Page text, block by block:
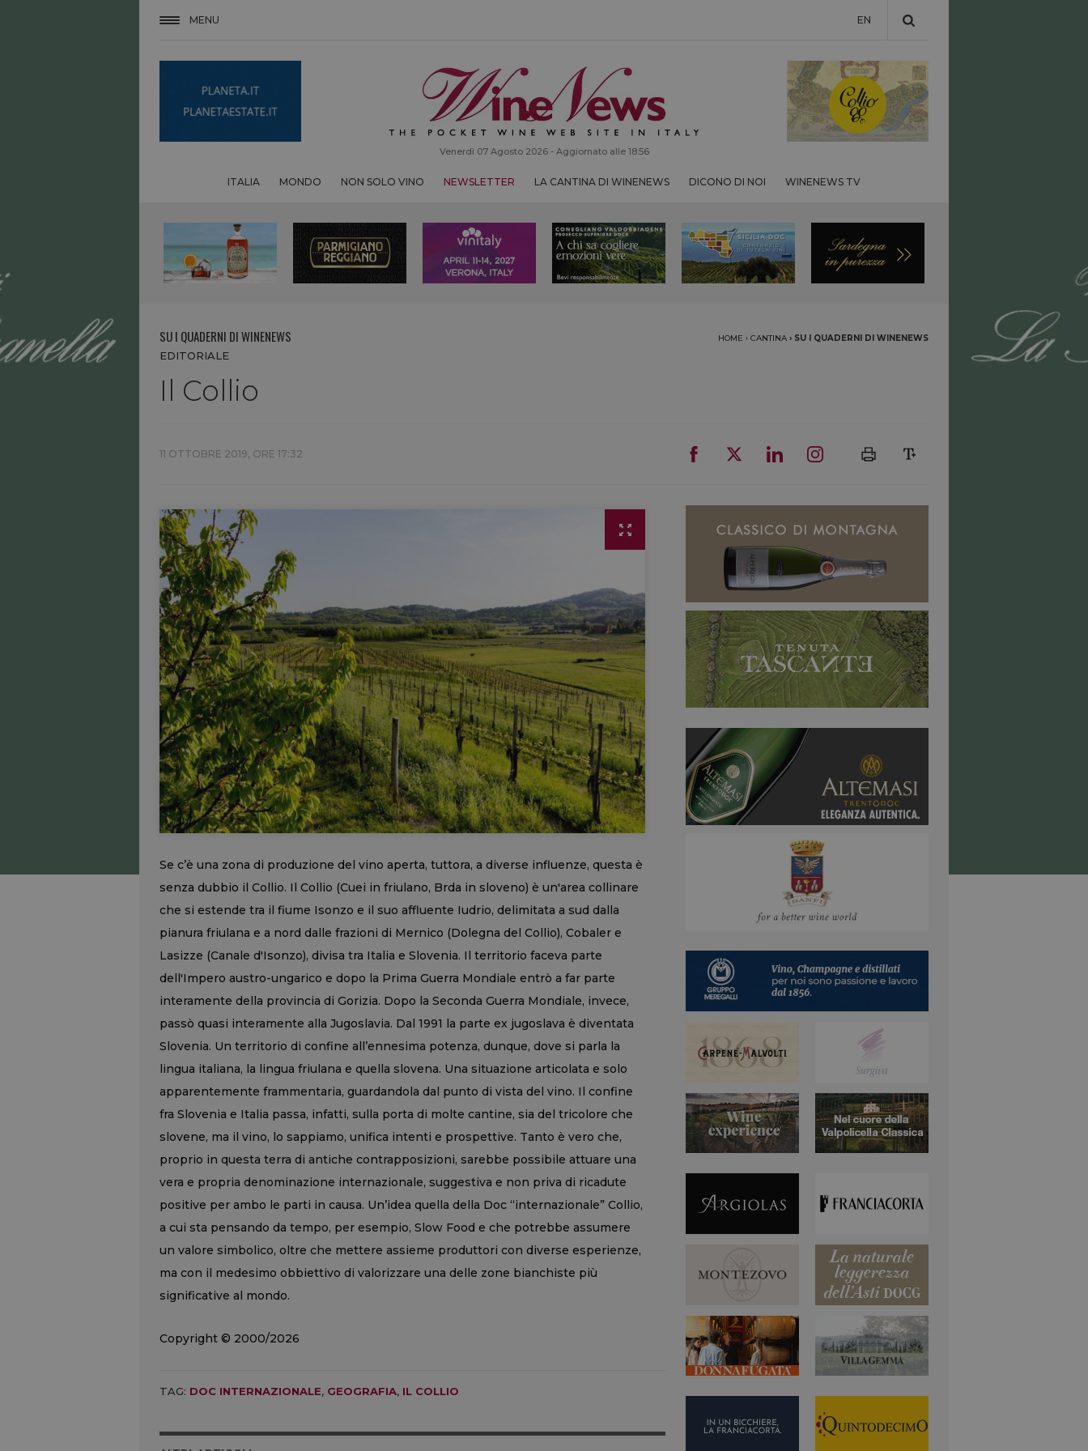
MENU EN
Venerdì 07 Agosto 2026 - Aggiornato alle 18:56
ITALIA MONDO NON SOLO VINO NEWSLETTER LA CANTINA DI WINENEWS DICONO DI NOI WINENEWS TV
SU I QUADERNI DI WINENEWS HOME › CANTINA › SU I QUADERNI DI WINENEWS
EDITORIALE
Il Collio
11 OTTOBRE 2019, ORE 17:32
Se c’è una zona di produzione del vino aperta, tuttora, a diverse influenze, questa è
senza dubbio il Collio. Il Collio (Cuei in friulano, Brda in sloveno) è un'area collinare
che si estende tra il fiume Isonzo e il suo affluente Iudrio, delimitata a sud dalla
pianura friulana e a nord dalle frazioni di Mernico (Dolegna del Collio), Cobaler e
Lasizze (Canale d'Isonzo), divisa tra Italia e Slovenia. Il territorio faceva parte
dell'Impero austro-ungarico e dopo la Prima Guerra Mondiale entrò a far parte
interamente della provincia di Gorizia. Dopo la Seconda Guerra Mondiale, invece,
passò quasi interamente alla Jugoslavia. Dal 1991 la parte ex jugoslava è diventata
Slovenia. Un territorio di confine all’ennesima potenza, dunque, dove si parla la
lingua italiana, la lingua friulana e quella slovena. Una situazione articolata e solo
apparentemente frammentaria, guardandola dal punto di vista del vino. Il confine
fra Slovenia e Italia passa, infatti, sulla porta di molte cantine, sia del tricolore che
slovene, ma il vino, lo sappiamo, unifica intenti e prospettive. Tanto è vero che,
proprio in questa terra di antiche contrapposizioni, sarebbe possibile attuare una
vera e propria denominazione internazionale, suggestiva e non priva di ricadute
positive per ambo le parti in causa. Un’idea quella della Doc “internazionale” Collio,
a cui sta pensando da tempo, per esempio, Slow Food e che potrebbe assumere
un valore simbolico, oltre che mettere assieme produttori con diverse esperienze,
ma con il medesimo obbiettivo di valorizzare una delle zone bianchiste più
significative al mondo.
Copyright © 2000/2026
TAG: DOC INTERNAZIONALE, GEOGRAFIA, IL COLLIO